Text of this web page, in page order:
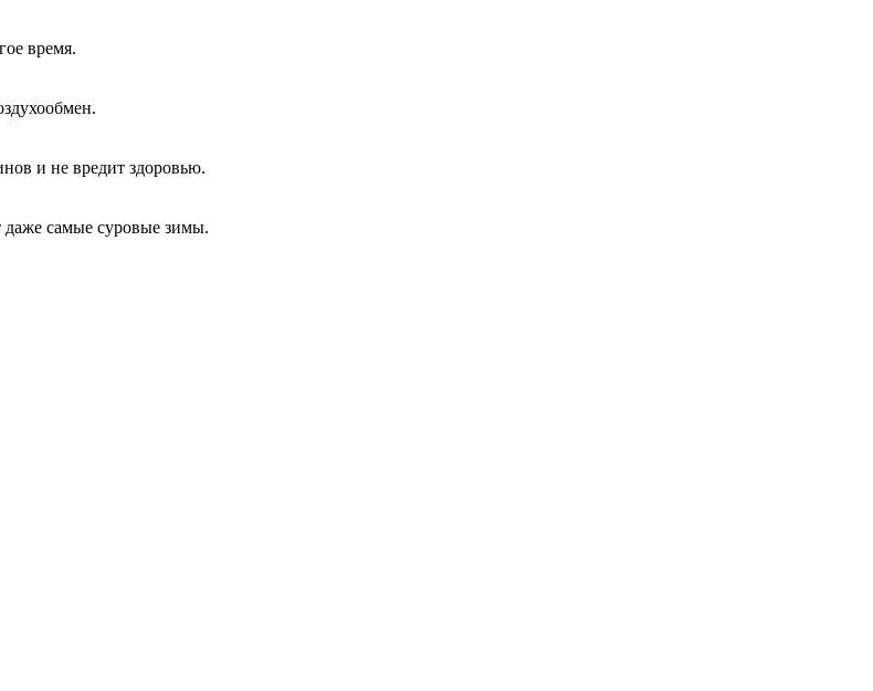
время.
и не вредит здоровью.
даже самые суровые зимы.